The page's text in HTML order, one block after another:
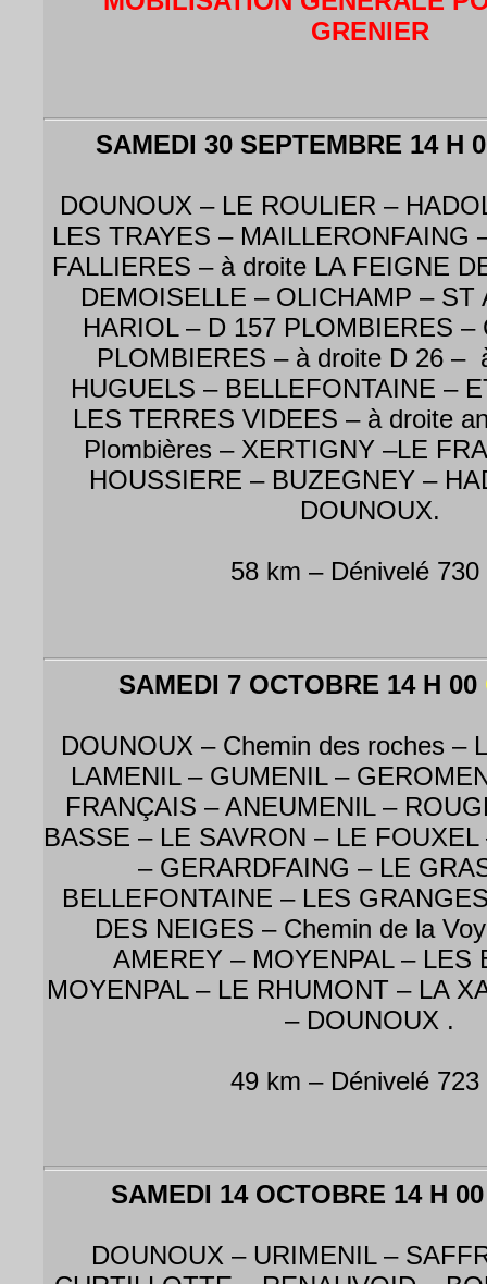
GRENIER
SAMEDI 30 SEPTEMBRE 14 H
DOUNOUX – LE ROULIER –
LES TRAYES – MAILLERONFAING
FALLIERES – à droite LA FEIGNE
DEMOISELLE – OLICHAMP – ST
HARIOL – D 157 PLOMBIERES –
PLOMBIERES – à droite D 26 –
HUGUELS – BELLEFONTAINE –
LES TERRES VIDEES – à droite
Plombières – XERTIGNY –LE
HOUSSIERE – BUZEGNEY –
DOUNOUX.
58 km – Dénivelé 730
SAMEDI 7 OCTOBRE 14 H 00
DOUNOUX – Chemin des roches –
LAMENIL – GUMENIL –
FRANÇAIS – ANEUMENIL –
BASSE – LE SAVRON – LE
– GERARDFAING – LE
BELLEFONTAINE – LES
DES NEIGES – Chemin de la
AMEREY – MOYENPAL – LES
MOYENPAL – LE RHUMONT – LA
– DOUNOUX .
49 km – Dénivelé 723
SAMEDI 14 OCTOBRE 14 H
DOUNOUX – URIMENIL –